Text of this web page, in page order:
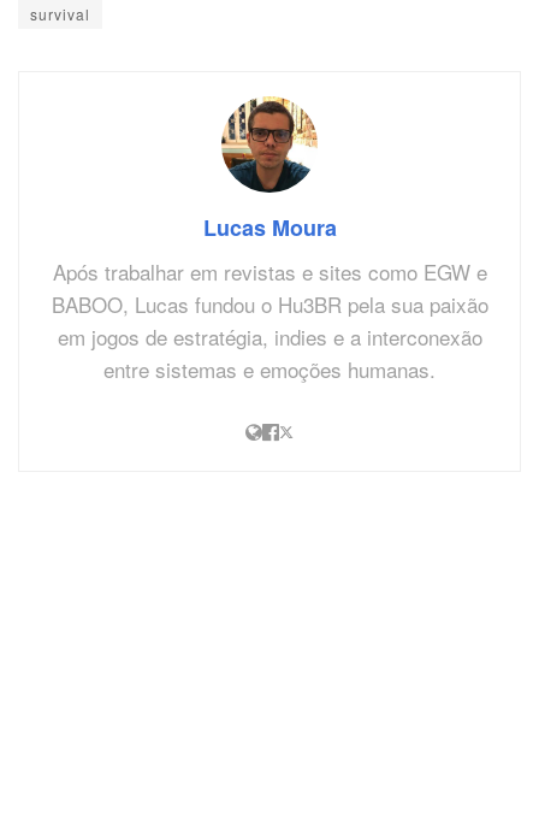
survival
Lucas Moura
Após trabalhar em revistas e sites como EGW e
BABOO, Lucas fundou o Hu3BR pela sua paixão
em jogos de estratégia, indies e a interconexão
entre sistemas e emoções humanas.